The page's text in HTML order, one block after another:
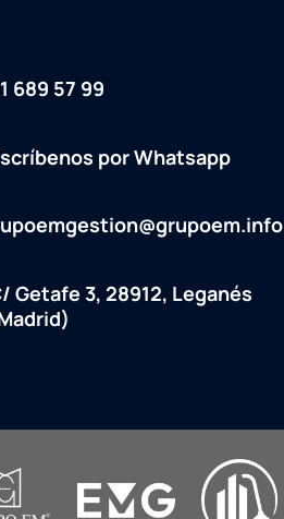
689 57 99
por Whatsapp
Getafe 3, 28912, Leganés